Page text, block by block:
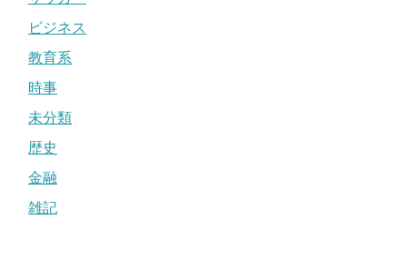
ビジネス
教育系
時事
未分類
歴史
金融
雑記